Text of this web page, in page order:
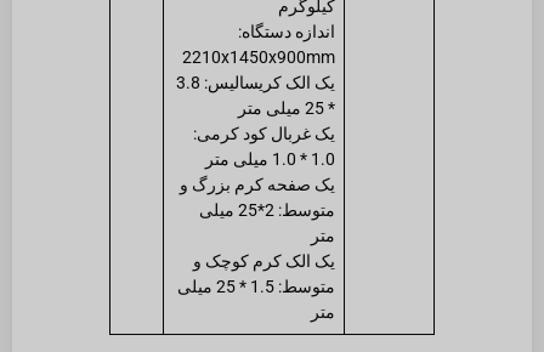
کیلوگرم
اندازه دستگاه:
2210x1450x900mm
یک الک کریسالیس: 3.8
* 25 میلی متر
یک غربال کود کرمی:
1.0 * 1.0 میلی متر
یک صفحه کرم بزرگ و
متوسط: 2*25 میلی
متر
یک الک کرم کوچک و
متوسط: 1.5 * 25 میلی
متر